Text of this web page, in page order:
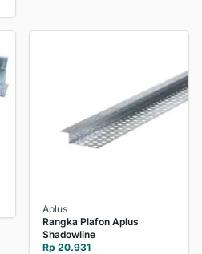
Aplus
Rangka Plafon Aplus
Shadowline
Rp 20.931